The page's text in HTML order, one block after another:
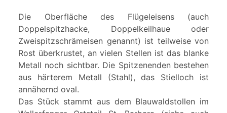
Die Oberfläche des Flügeleisens (auch
Doppelspitzhacke, Doppelkeilhaue oder
Zweispitzschrämeisen genannt) ist teilweise von
Rost überkrustet, an vielen Stellen ist das blanke
Metall noch sichtbar. Die Spitzenenden bestehen
aus härterem Metall (Stahl), das Stielloch ist
annähernd oval.
Das Stück stammt aus dem Blauwaldstollen im